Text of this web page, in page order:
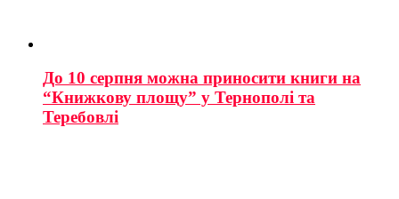
До 10 серпня можна приносити книги на
“Книжкову площу” у Тернополі та
Теребовлі